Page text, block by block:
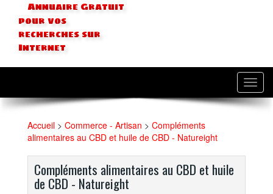
Annuaire Gratuit
pour vos
recherches sur
Internet
Accueil > Commerce - Artisan > Compléments
alimentaires au CBD et huile de CBD - Natureight
Compléments alimentaires au CBD et huile
de CBD - Natureight